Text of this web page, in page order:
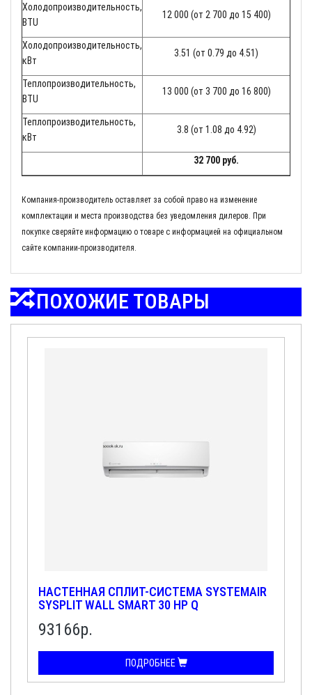
Холодопроизводительность,
BTU
12 000 (от 2 700 до 15 400)
Холодопроизводительность,
кВт
3.51 (от 0.79 до 4.51)
Теплопроизводительность,
BTU
13 000 (от 3 700 до 16 800)
Теплопроизводительность,
кВт
3.8 (от 1.08 до 4.92)
32 700 руб.
Компания-производитель оставляет за собой право на изменение
комплектации и места производства без уведомления дилеров. При
покупке сверяйте информацию о товаре с информацией на официальном
сайте компании-производителя.
ПОХОЖИЕ ТОВАРЫ
НАСТЕННАЯ СПЛИТ-СИСТЕМА SYSTEMAIR
SYSPLIT WALL SMART 30 HP Q
93166р.
ПОДРОБНЕЕ